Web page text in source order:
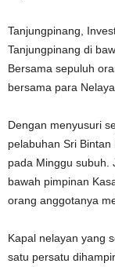
Tanjungpinang,
Tanjungpinang di
Bersama sepuluh
bersama para
Dengan menyusuri
pelabuhan Sri Bintan
pada Minggu subuh.
bawah pimpinan
orang anggotanya
Kapal nelayan yang
satu persatu